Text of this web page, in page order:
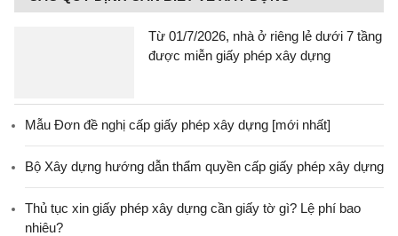
Từ 01/7/2026, nhà ở riêng lẻ dưới 7 tầng
được miễn giấy phép xây dựng
Mẫu Đơn đề nghị cấp giấy phép xây dựng [mới nhất]
Bộ Xây dựng hướng dẫn thẩm quyền cấp giấy phép xây dựng
Thủ tục xin giấy phép xây dựng cần giấy tờ gì? Lệ phí bao
nhiêu?